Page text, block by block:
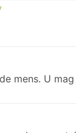
mens. U